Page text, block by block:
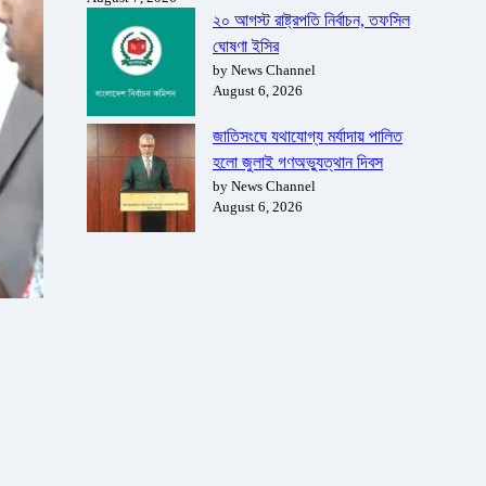
২০ আগস্ট রাষ্ট্রপতি নির্বাচন, তফসিল
ঘোষণা ইসির
by News Channel
August 6, 2026
জাতিসংঘে যথাযোগ্য মর্যাদায় পালিত
হলো জুলাই গণঅভ্যুত্থান দিবস
by News Channel
August 6, 2026